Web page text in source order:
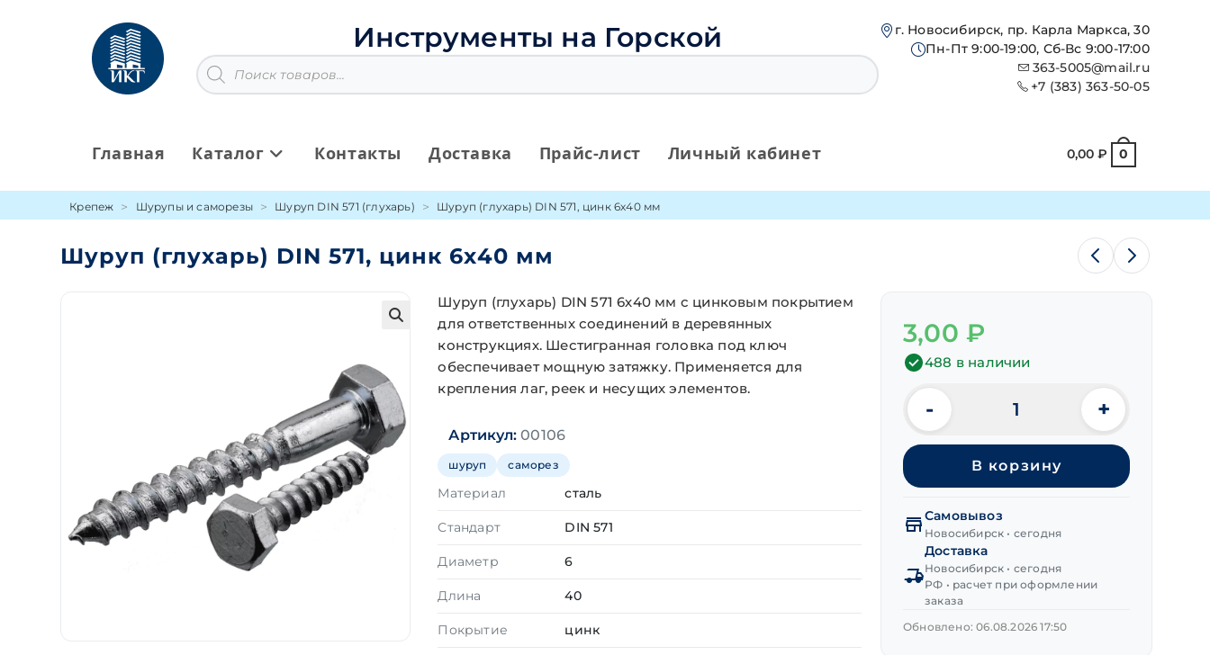
содержимому
Инструменты на Горской
Поиск
товаров
г. Новосибирск, пр. Карла Маркса, 30
Пн-Пт 9:00-19:00, Сб-Вс 9:00-17:00
363-5005@mail.ru
+7 (383) 363-50-05
Главная Каталог Контакты Доставка Прайс-лист Личный кабинет 0,00 ₽ 0
Крепеж Шурупы и саморезы Шуруп DIN 571 (глухарь) Шуруп (глухарь) DIN 571, цинк 6х40 мм
Шуруп (глухарь) DIN 571, цинк 6х40 мм
Шуруп (глухарь) DIN 571 6х40 мм с цинковым покрытием
для ответственных соединений в деревянных
конструкциях. Шестигранная головка под ключ
обеспечивает мощную затяжку. Применяется для
крепления лаг, реек и несущих элементов.
Артикул:00106
шуруп саморез
Материал сталь
Стандарт DIN 571
Диаметр 6
Длина 40
Покрытие цинк
3,00₽
488 в наличии
Количество
товара
Шуруп
DIN 571,
цинк
6х40 мм
- +
В корзину
Самовывоз
Новосибирск • сегодня
Доставка
Новосибирск • сегодня
РФ • расчет при оформлении
заказа
Обновлено: 06.08.2026 17:50